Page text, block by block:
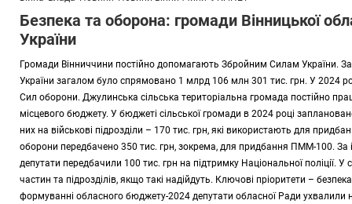
Безпека та оборона: громади Вінницької
України
Громади Вінниччини постійно допомагають Збройним Силам України.
України загалом було спрямовано 1 млрд 106 млн 301 тис. грн. У 2024
Сил оборони. Джулинська сільська територіальна громада постійно
місцевого бюджету. У бюджеті сільської громади в 2024 році
них на військові підрозділи – 170 тис. грн, які використають для
оборони передбачено 350 тис. грн, зокрема, для придбання ПММ-100. За
депутати передбачили 100 тис. грн на підтримку Національної поліції. У
частин та підрозділів, якщо такі надійдуть. Ключові пріоритети –
формуванні обласного бюджету-2024 депутати обласної Ради ухвалили